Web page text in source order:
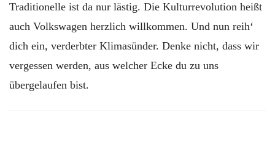
Traditionelle ist da nur lästig. Die Kulturrevolution heißt
auch Volkswagen herzlich willkommen. Und nun reih‘
dich ein, verderbter Klimasünder. Denke nicht, dass wir
vergessen werden, aus welcher Ecke du zu uns
übergelaufen bist.